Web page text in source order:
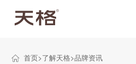
首页 了解天格 品牌资讯